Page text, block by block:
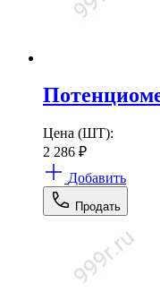
Цена (ШТ):
2 286 ₽
Добавить
Продать